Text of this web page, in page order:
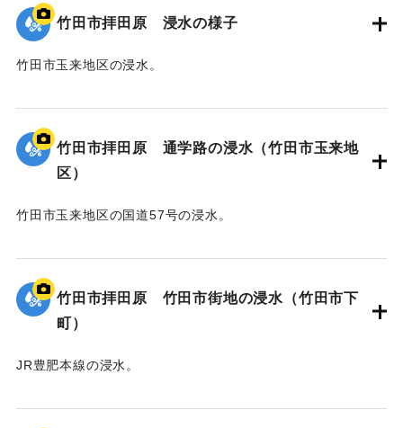
竹田市拝田原 浸水の様子
竹田市玉来地区の浸水。
｜固有コード:00990072
竹田市拝田原 通学路の浸水（竹田市玉来地
区）
竹田市玉来地区の国道57号の浸水。
｜固有コード:00990071
竹田市拝田原 竹田市街地の浸水（竹田市下
町）
JR豊肥本線の浸水。
｜固有コード:00990070